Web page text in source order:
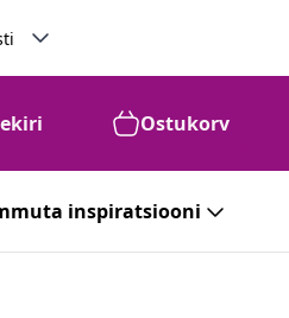
Ostukorv
inspiratsiooni